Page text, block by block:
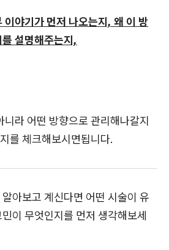
이야기가 먼저 나오는지, 왜 이 방
설명해주는지,
니라 어떤 방향으로 관리해나갈지
를 체크해보시면됩니다.
아보고 계신다면 어떤 시술이 유
이 무엇인지를 먼저 생각해보세